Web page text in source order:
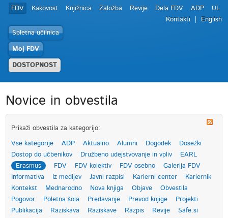
FDV Kakovost Knjižnica Založba Revije Dela FDV ADP
UL
Kontakti
English
Spletna učilnica
Moj FDV
DOSTOPNOST
Novice in obvestila
Prikaži obvestila za kategorijo:
Vse kategorije ADP Aktualno Alumni Dogodek
Dosežki
Dostop do učbenikov
Družbeno udejstvovanje in vpliv
EARL
Erasmus
FDV FDV kolektiv FDV osebno
Galerija FDV
Informativa
Iz medijev Javni razpisi Karierni center
Kariernik
Kontekst
Mednarodno Nova knjiga Objave
Obvestila
Pogovor
Poletna šola Predavanje Prevod knjige
Projekti
Publikacija
Raziskava Raziskave Razpis Revije
Safe.si